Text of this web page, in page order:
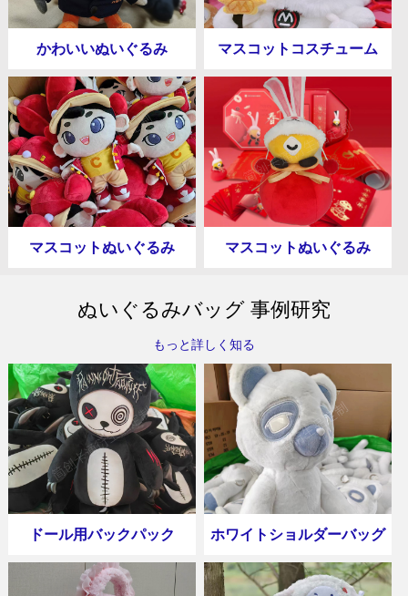
かわいいぬいぐるみ マスコットコスチューム
マスコットぬいぐるみ マスコットぬいぐるみ
ぬいぐるみバッグ 事例研究
もっと詳しく知る
ドール用バックパック ホワイトショルダーバッグ